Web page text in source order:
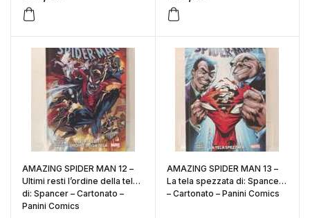
AMAZING SPIDER MAN 12 –
Ultimi resti l’ordine della tela
di: Spancer – Cartonato –
Panini Comics
AMAZING SPIDER MAN 13 –
La tela spezzata di: Spancer
– Cartonato – Panini Comics